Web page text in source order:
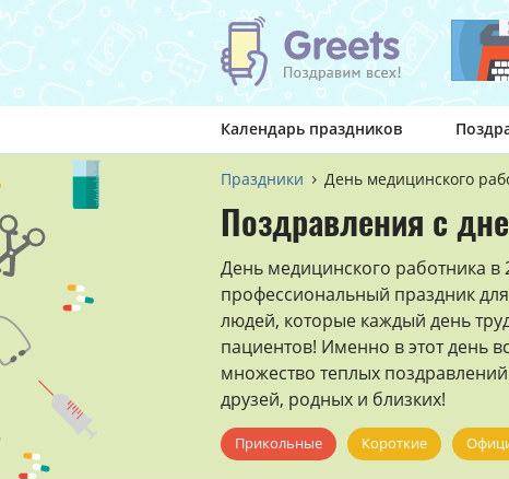
Календарь праздников
Праздники День медицинского
Поздравления с
День медицинского работника в
профессиональный праздник
людей, которые каждый день
пациентов! Именно в этот день
множество теплых
друзей, родных и близких!
Прикольные Короткие